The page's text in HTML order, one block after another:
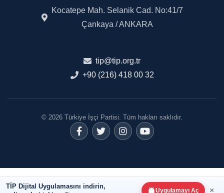
TİP Dijital Uygulamasını indirin,
Uygulamayı Aç ×
Kocatepe Mah. Selanik Cad. No:41/7
Çankaya / ANKARA
tip@tip.org.tr
+90 (216) 418 00 32
© 2026 Türkiye İşçi Partisi. Tüm hakları saklıdır.